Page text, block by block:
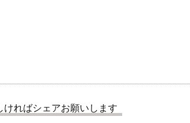
ければシェアお願いします